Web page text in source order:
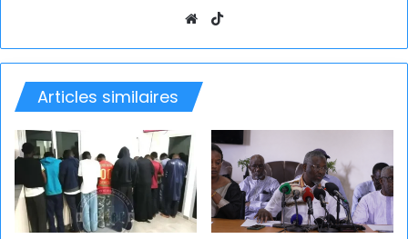
Website
Articles similaires